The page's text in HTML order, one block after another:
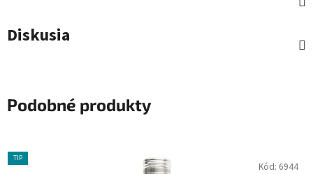
Diskusia
Podobné produkty
TIP
Kód: 6944